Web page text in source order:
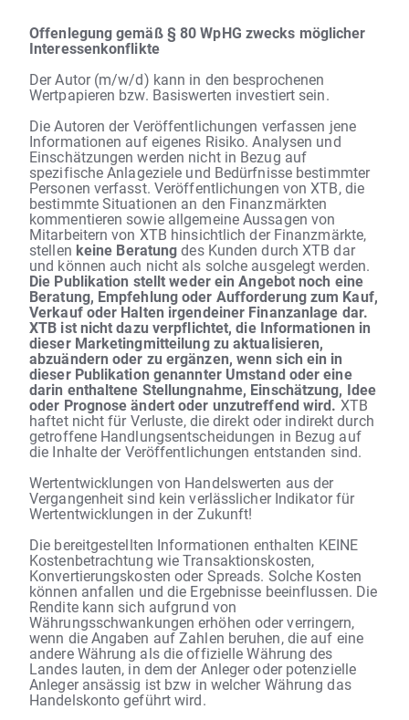
Offenlegung gemäß § 80 WpHG zwecks möglicher
Interessenkonflikte
Der Autor (m/w/d) kann in den besprochenen
Wertpapieren bzw. Basiswerten investiert sein.
Die Autoren der Veröffentlichungen verfassen jene
Informationen auf eigenes Risiko. Analysen und
Einschätzungen werden nicht in Bezug auf
spezifische Anlageziele und Bedürfnisse bestimmter
Personen verfasst. Veröffentlichungen von XTB, die
bestimmte Situationen an den Finanzmärkten
kommentieren sowie allgemeine Aussagen von
Mitarbeitern von XTB hinsichtlich der Finanzmärkte,
stellen keine Beratungdes Kunden durch XTB dar
und können auch nicht als solche ausgelegt werden.
Die Publikation stellt weder ein Angebot noch eine
Beratung, Empfehlung oder Aufforderung zum Kauf,
Verkauf oder Halten irgendeiner Finanzanlage dar.
XTB ist nicht dazu verpflichtet, die Informationen in
dieser Marketingmitteilung zu aktualisieren,
abzuändern oder zu ergänzen, wenn sich ein in
dieser Publikation genannter Umstand oder eine
darin enthaltene Stellungnahme, Einschätzung, Idee
oder Prognose ändert oder unzutreffend wird. XTB
haftet nicht für Verluste, die direkt oder indirekt durch
getroffene Handlungsentscheidungen in Bezug auf
die Inhalte der Veröffentlichungen entstanden sind.
Wertentwicklungen von Handelswerten aus der
Vergangenheit sind kein verlässlicher Indikator für
Wertentwicklungen in der Zukunft!
Die bereitgestellten Informationen enthalten KEINE
Kostenbetrachtung wie Transaktionskosten,
Konvertierungskosten oder Spreads. Solche Kosten
können anfallen und die Ergebnisse beeinflussen. Die
Rendite kann sich aufgrund von
Währungsschwankungen erhöhen oder verringern,
wenn die Angaben auf Zahlen beruhen, die auf eine
andere Währung als die offizielle Währung des
Landes lauten, in dem der Anleger oder potenzielle
Anleger ansässig ist bzw in welcher Währung das
Handelskonto geführt wird.